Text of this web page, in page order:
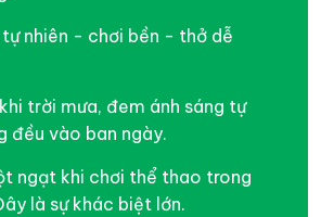
tự nhiên - chơi bền - thở dễ
trời mưa, đem ánh sáng tự
đều vào ban ngày.
ngạt khi chơi thể thao trong
là sự khác biệt lớn.